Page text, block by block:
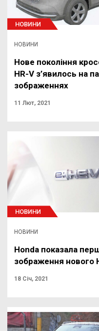
НОВИНИ
НОВИНИ
Нове покоління
HR-V з’явилось на
зображеннях
11 Лют, 2021
НОВИНИ
НОВИНИ
Honda показала
зображення нового
18 Січ, 2021